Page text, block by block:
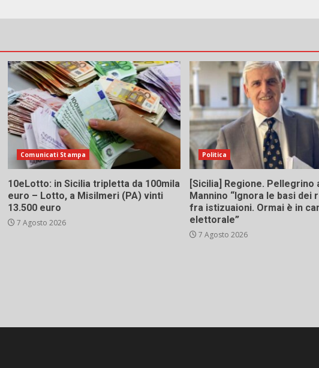
Comunicati Stampa
10eLotto: in Sicilia tripletta da 100mila
euro – Lotto, a Misilmeri (PA) vinti
13.500 euro
7 Agosto 2026
Politica
[Sicilia] Regione. Pellegrino
Mannino “Ignora le basi dei
fra istizuaioni. Ormai è in
elettorale”
7 Agosto 2026